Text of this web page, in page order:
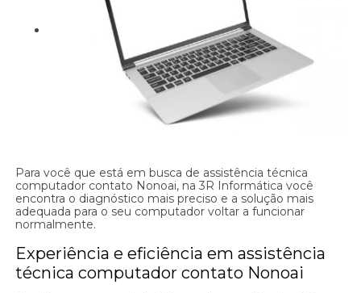
Para você que está em busca de assistência técnica
computador contato Nonoai, na 3R Informática você
encontra o diagnóstico mais preciso e a solução mais
adequada para o seu computador voltar a funcionar
normalmente.
Experiência e eficiência em assistência
técnica computador contato Nonoai